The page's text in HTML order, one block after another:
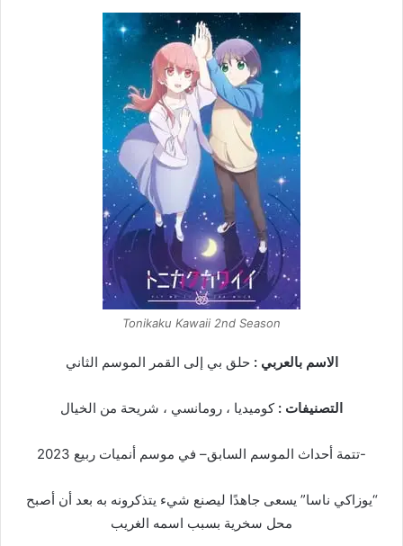
Tonikaku Kawaii 2nd Season
الاسم بالعربي : حلق بي إلى القمر الموسم الثاني
التصنيفات : كوميديا ، رومانسي ، شريحة من الخيال
-تتمة أحداث الموسم السابق– في موسم أنميات ربيع 2023
“يوزاكي ناسا” يسعى جاهدًا ليصنع شيء يتذكرونه به بعد أن أصبح
محل سخرية بسبب اسمه الغريب